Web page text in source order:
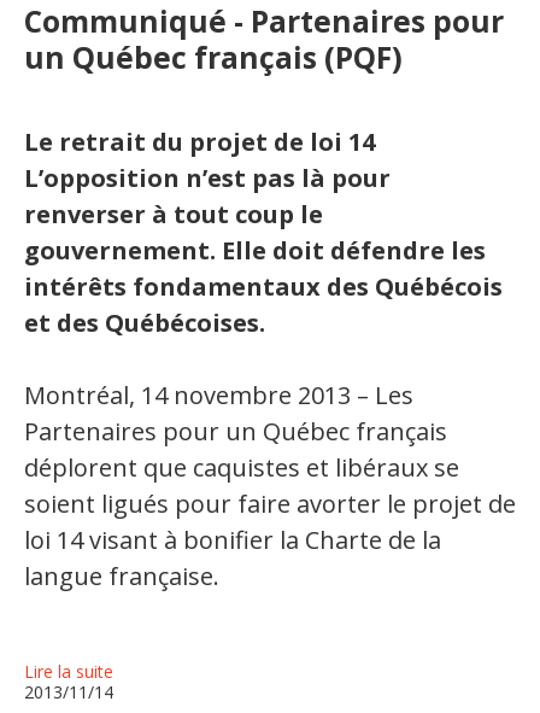
Communiqué - Partenaires pour
un Québec français (PQF)
Le retrait du projet de loi 14
L’opposition n’est pas là pour
renverser à tout coup le
gouvernement. Elle doit défendre les
intérêts fondamentaux des Québécois
et des Québécoises.
Montréal, 14 novembre 2013 – Les
Partenaires pour un Québec français
déplorent que caquistes et libéraux se
soient ligués pour faire avorter le projet de
loi 14 visant à bonifier la Charte de la
langue française.
Lire la suite
2013/11/14